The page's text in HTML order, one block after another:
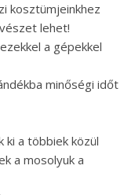
kosztümjeinkhez
lehet!
a gépekkel
minőségi időt
ki a többiek közül
a mosolyuk a